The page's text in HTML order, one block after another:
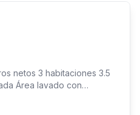
netos 3 habitaciones 3.5
Área lavado con
edificio tiene 2
Bar Lobby